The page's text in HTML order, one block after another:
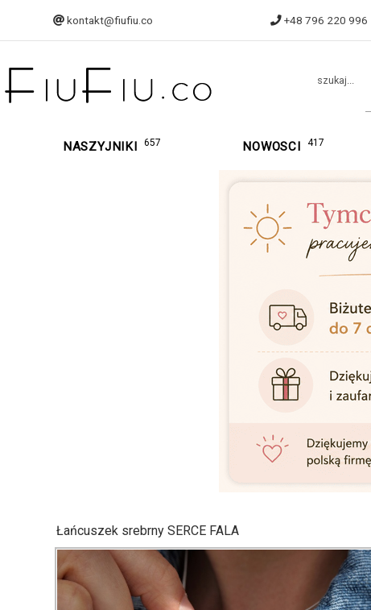
kontakt@fiufiu.co +48 796 220 996
szukaj...
NASZYJNIKI 657 NOWOSCI 417
Łańcuszek srebrny SERCE FALA